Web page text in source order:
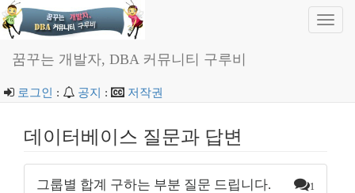
꿈꾸는 개발자, DBA 커뮤니티 구루비
로그인 : 공지 : 저작권
데이터베이스 질문과 답변
그룹별 합계 구하는 부분 질문 드립니다. 1